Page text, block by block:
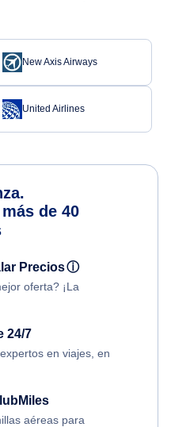
New Axis Airways
United Airlines
de 40
Preciosⓘ
oferta? ¡La
24/7
en viajes, en
aéreas para